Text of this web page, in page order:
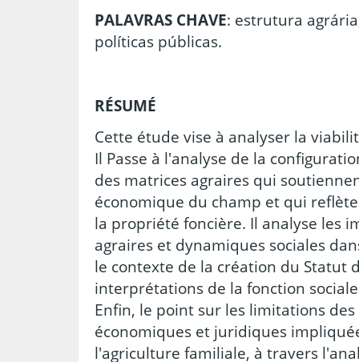
PALAVRAS CHAVE: estrutura
políticas públicas.
RÉSUMÉ
Cette étude vise à analyser la
Il Passe à l'analyse de la
des matrices agraires qui
économique du champ et qui
la propriété foncière. Il analyse les
agraires et dynamiques sociales
le contexte de la création du Statut
interprétations de la fonction
Enfin, le point sur ​​les limitations
économiques et juridiques
l'agriculture familiale, à travers